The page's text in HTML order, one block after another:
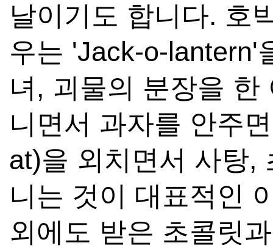
날이기도 합니다. 호
우는 'Jack-o-lantern'
녀, 괴물의 분장을 한
니면서 과자를 안주
at)을 외치면서 사탕,
니는 것이 대표적인
외에도 받은 초콜릿